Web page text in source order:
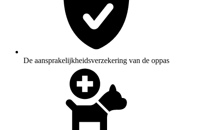
De aansprakelijkheidsverzekering van de oppas